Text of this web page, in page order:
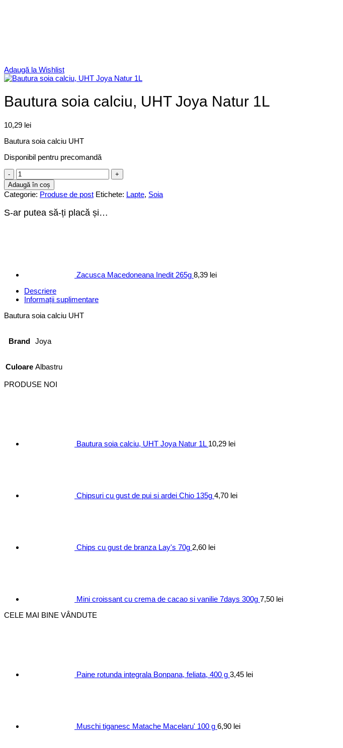
Adaugă la Wishlist
Bautura soia calciu, UHT Joya Natur 1L
10,29 lei
Bautura soia calciu UHT
Disponibil pentru precomandă
Cantitate
Bautura
soia
calciu,
Joya
Adaugă în coș
Categorie: Produse de post Etichete: Lapte, Soia
S-ar putea să-ți placă și…
Zacusca Macedoneana Inedit 265g 8,39 lei
Descriere
Informații suplimentare
Bautura soia calciu UHT
Brand Joya
Culoare Albastru
PRODUSE NOI
Bautura soia calciu, UHT Joya Natur 1L 10,29 lei
Chipsuri cu gust de pui si ardei Chio 135g 4,70 lei
Chips cu gust de branza Lay's 70g 2,60 lei
Mini croissant cu crema de cacao si vanilie 7days 300g 7,50 lei
CELE MAI BINE VÂNDUTE
Paine rotunda integrala Bonpana, feliata, 400 g 3,45 lei
Muschi tiganesc Matache Macelaru' 100 g 6,90 lei